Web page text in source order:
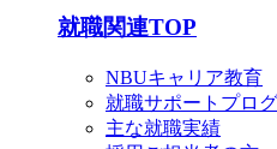
就職関連TOP
NBUキャリア教育
就職サポートプロ
主な就職実績